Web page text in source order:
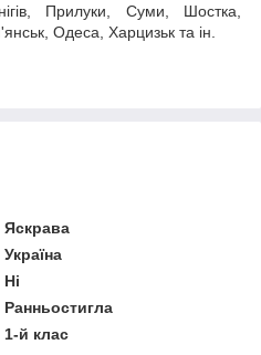
Прилуки, Суми, Шостка,
Одеса, Харцизьк та ін.
Яскрава
Україна
Ні
Ранньостигла
1-й клас